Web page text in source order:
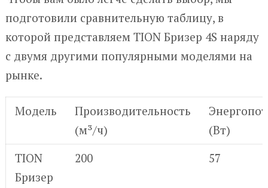
подготовили сравнительную таблицу, в
которой представляем TION Бризер 4S наряду
с двумя другими популярными моделями на
рынке.
Модель
Производительность
(м³/ч)
(Вт)
TION
Бризер
200 57